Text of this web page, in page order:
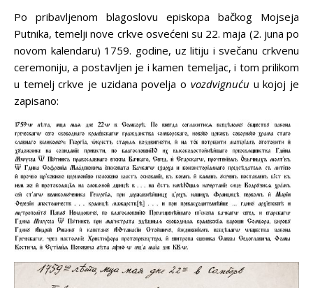
Po pribavljenom blagoslovu episkopa bačkog Mojseja
Putnika, temelji nove crkve osvećeni su 22. maja (2. juna po
novom kalendaru) 1759. godine, uz litiju i svečanu crkvenu
ceremoniju, a postavljen je i kamen temeljac, i tom prilikom
u temelj crkve je uzidana povelja o vozdvignuću u kojoj je
zapisano: